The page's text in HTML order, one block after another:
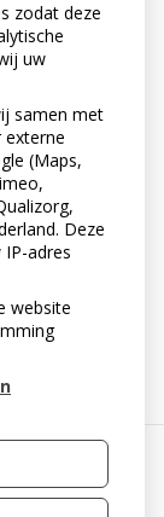
zijn
of zoet
en
gaaf blijven.
zodat deze
uw
samen met
externe
(Maps,
Deze
adres
website